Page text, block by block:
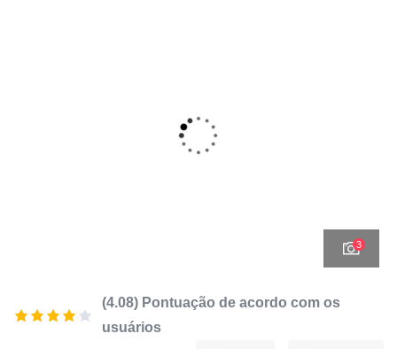
3
(4.08) Pontuação de acordo com os
usuários